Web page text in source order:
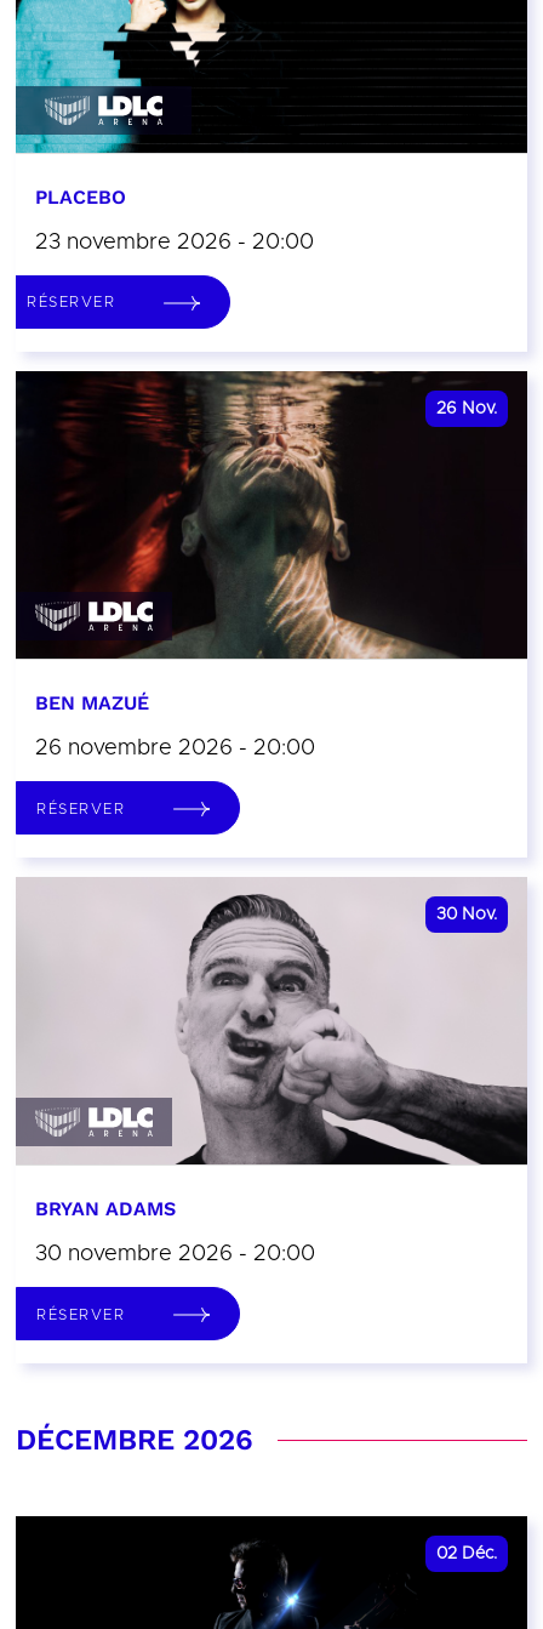
PLACEBO
23 novembre 2026 - 20:00
RÉSERVER
26 Nov.
BEN MAZUÉ
26 novembre 2026 - 20:00
RÉSERVER
30 Nov.
BRYAN ADAMS
30 novembre 2026 - 20:00
RÉSERVER
DÉCEMBRE 2026
02 Déc.